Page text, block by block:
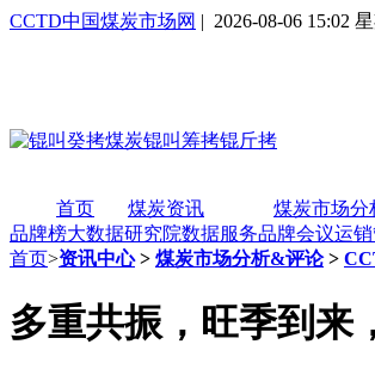
CCTD中国煤炭市场网 | 2026-08-06 15:02
首页 煤炭资讯 煤炭市场分
品牌榜大数据研究院数据服务品牌会议运
首页>资讯中心> 煤炭市场分析&评论>
多重共振，旺季到来